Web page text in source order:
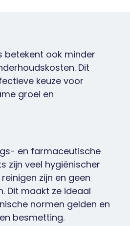
betekent ook minder
Dit
keuze voor
groei en
en farmaceutische
zijn veel hygiënischer
zijn en geen
Dit maakt ze ideaal
normen gelden en
besmetting.